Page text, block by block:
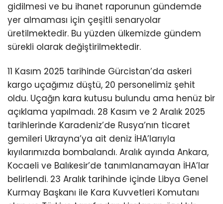
gidilmesi ve bu ihanet raporunun gündemde
yer almaması için çeşitli senaryolar
üretilmektedir. Bu yüzden ülkemizde gündem
sürekli olarak değiştirilmektedir.
11 Kasım 2025 tarihinde Gürcistan’da askeri
kargo uçağımız düştü, 20 personelimiz şehit
oldu. Uçağın kara kutusu bulundu ama henüz bir
açıklama yapılmadı. 28 Kasım ve 2 Aralık 2025
tarihlerinde Karadeniz’de Rusya’nın ticaret
gemileri Ukrayna’ya ait deniz İHA’larıyla
kıyılarımızda bombalandı. Aralık ayında Ankara,
Kocaeli ve Balıkesir’de tanımlanamayan İHA’lar
belirlendi. 23 Aralık tarihinde içinde Libya Genel
Kurmay Başkanı ile Kara Kuvvetleri Komutanı